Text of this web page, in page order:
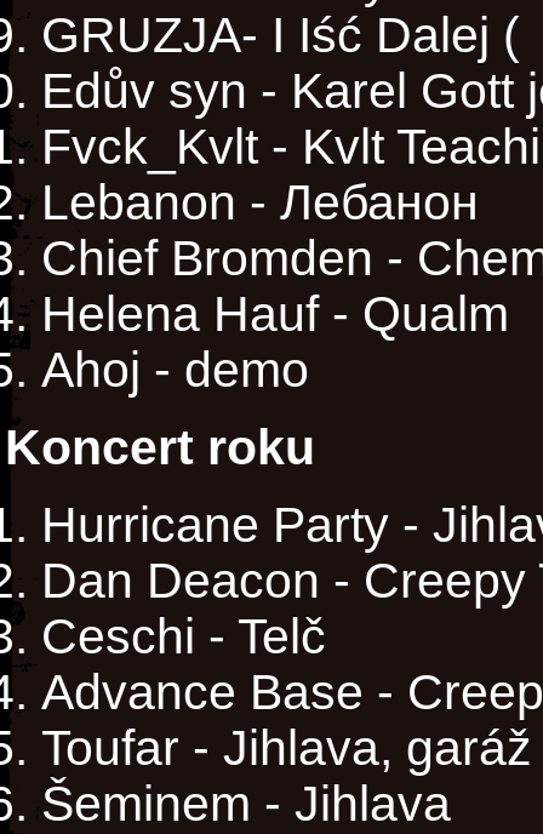
GRUZJA- I Iść Dalej (
Edův syn - Karel Gott
Fvck_Kvlt - Kvlt
Lebanon - Лебанон
Chief Bromden -
Helena Hauf - Qualm
Ahoj - demo
Koncert roku
Hurricane Party -
Dan Deacon - Creepy
Ceschi - Telč
Advance Base -
Toufar - Jihlava,
Šeminem - Jihlava